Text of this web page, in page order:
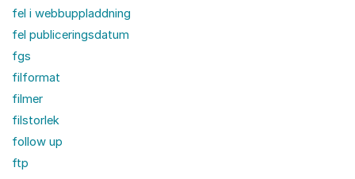
fel i webbuppladdning
fel publiceringsdatum
fgs
filformat
filmer
filstorlek
follow up
ftp